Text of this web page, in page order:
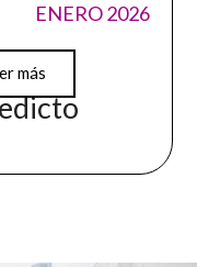
ENERO 2026
más